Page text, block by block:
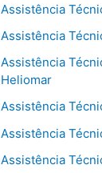
Assistência
Assistência
Assistência
Heliomar
Assistência
Assistência
Assistência